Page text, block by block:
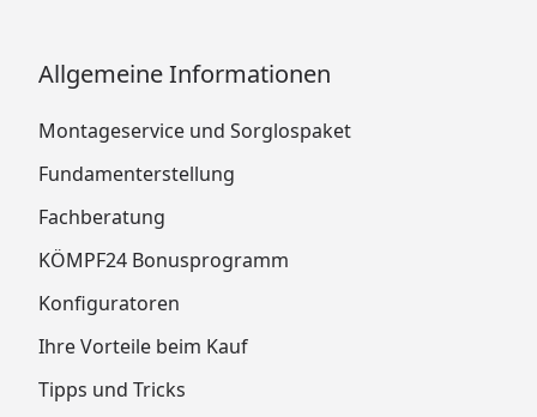
Allgemeine Informationen
Montageservice und Sorglospaket
Fundamenterstellung
Fachberatung
KÖMPF24 Bonusprogramm
Konfiguratoren
Ihre Vorteile beim Kauf
Tipps und Tricks